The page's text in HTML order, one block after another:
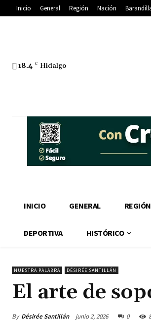
Inicio General Región Nación
18.4 C Hidalgo
INICIO GENERAL REGIÓN
DEPORTIVA HISTÓRICO
NUESTRA PALABRA DÉSIRÉE SANTILLÁN
El arte de
By Désirée Santillán junio 2, 2026 0